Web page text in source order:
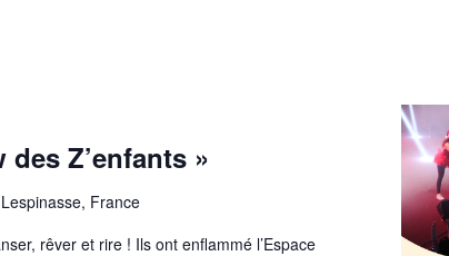
Z’enfants »
France
rêver et rire ! Ils ont enflammé l’Espace